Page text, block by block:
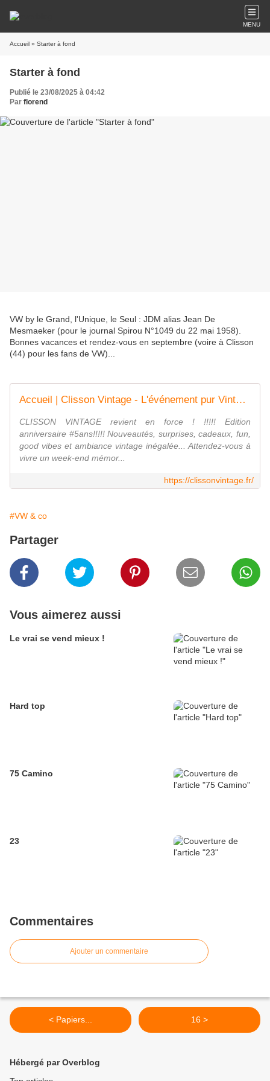
MENU
Accueil » Starter à fond
Starter à fond
Publié le 23/08/2025 à 04:42
Par florend
VW by le Grand, l'Unique, le Seul : JDM alias Jean De
Mesmaeker (pour le journal Spirou N°1049 du 22 mai 1958).
Bonnes vacances et rendez-vous en septembre (voire à Clisson
(44) pour les fans de VW)...
Accueil | Clisson Vintage - L'événement pur Vintage
CLISSON VINTAGE revient en force ! !!!!! Edition
anniversaire #5ans!!!!! Nouveautés, surprises, cadeaux, fun,
good vibes et ambiance vintage inégalée... Attendez-vous à
vivre un week-end mémor...
https://clissonvintage.fr/
#VW & co
Partager
Vous aimerez aussi
Le vrai se vend mieux !
Hard top
75 Camino
23
Commentaires
Ajouter un commentaire
< Papiers... 16 >
Hébergé par Overblog